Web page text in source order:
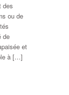
des
ou de
de
et
à […]